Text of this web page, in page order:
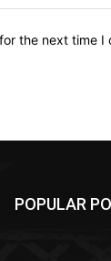
the next time I
POPULAR